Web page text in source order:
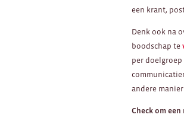
een krant,
Denk ook na
boodschap te
per doelgroep
andere
Check om